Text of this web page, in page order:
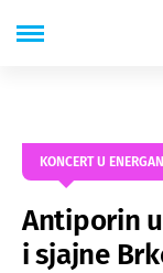
KONCERT U ENERGANI
Antiporin
i sjajne